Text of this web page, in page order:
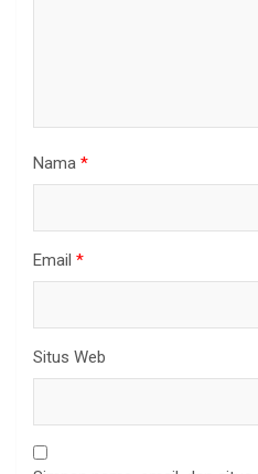
Nama *
Email *
Situs Web